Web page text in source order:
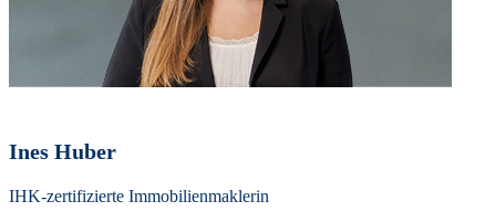
Ines Huber
IHK-zertifizierte Immobilienmaklerin